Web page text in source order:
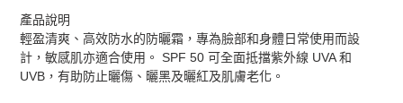
產品說明
輕盈清爽、高效防水的防曬霜，專為臉部和身體日常使用而設
計，敏感肌亦適合使用。 SPF 50 可全面抵擋紫外線 UVA 和
UVB，有助防止曬傷、曬黑及曬紅及肌膚老化。